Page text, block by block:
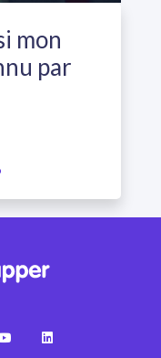
mon
par